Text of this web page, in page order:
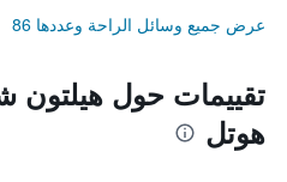
عرض جميع وسائل الراحة وعددها 86
تقييمات حول هيلتون
هوتل